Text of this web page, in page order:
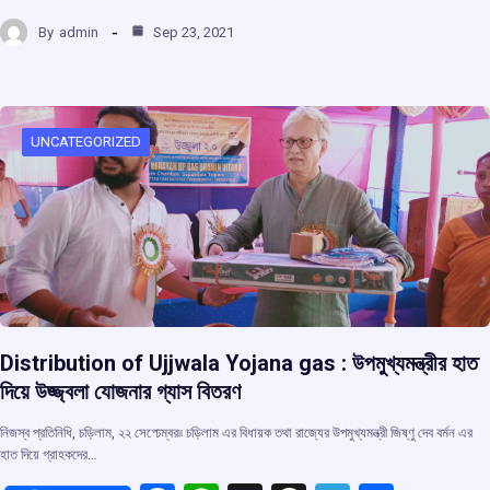
ce
o
o
k
at
A
p
p
d
s
a
m
By admin Sep 23, 2021
UNCATEGORIZED
Distribution of Ujjwala Yojana gas : উপমুখ্যমন্ত্রীর হাত
দিয়ে উজ্জ্বলা যোজনার গ্যাস বিতরণ
নিজস্ব প্রতিনিধি, চড়িলাম, ২২ সেপ্ঢেম্বর৷৷ চড়িলাম এর বিধায়ক তথা রাজ্যের উপমুখ্যমন্ত্রী জিষ্ণু দেব বর্মন এর
হাত দিয়ে গ্রাহকদের…